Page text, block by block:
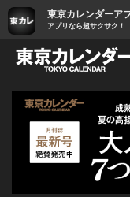
東京カレンダーア
アプリなら超サクサク！